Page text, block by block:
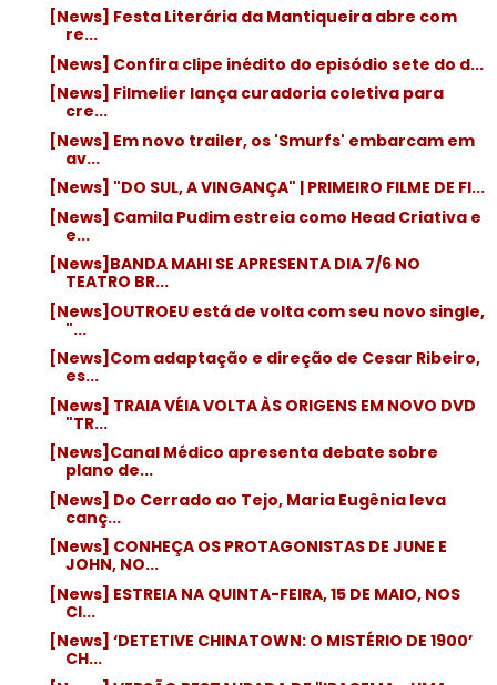
[News] Festa Literária da Mantiqueira abre com
re...
[News] Confira clipe inédito do episódio sete do d...
[News] Filmelier lança curadoria coletiva para
cre...
[News] Em novo trailer, os 'Smurfs' embarcam em
av...
[News] "DO SUL, A VINGANÇA" | PRIMEIRO FILME DE FI...
[News] Camila Pudim estreia como Head Criativa e
e...
[News]BANDA MAHI SE APRESENTA DIA 7/6 NO
TEATRO BR...
[News]OUTROEU está de volta com seu novo single,
"...
[News]Com adaptação e direção de Cesar Ribeiro,
es...
[News] TRAIA VÉIA VOLTA ÀS ORIGENS EM NOVO DVD
"TR...
[News]Canal Médico apresenta debate sobre
plano de...
[News] Do Cerrado ao Tejo, Maria Eugênia leva
canç...
[News] CONHEÇA OS PROTAGONISTAS DE JUNE E
JOHN, NO...
[News] ESTREIA NA QUINTA-FEIRA, 15 DE MAIO, NOS
CI...
[News] ‘DETETIVE CHINATOWN: O MISTÉRIO DE 1900’
CH...